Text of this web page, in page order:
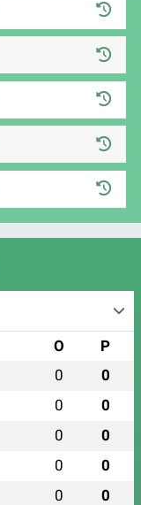
O P
0 0
0 0
0 0
0 0
0 0